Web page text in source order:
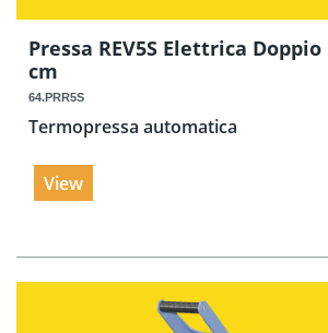
Pressa REV5S Elettrica
cm
64.PRR5S
Termopressa automatica
View